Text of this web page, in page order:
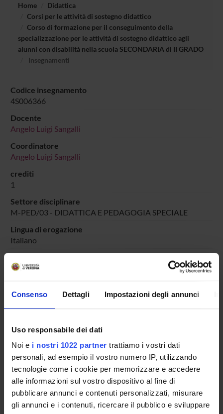
Consenso Dettagli Impostazioni degli annunci
Uso responsabile dei dati
Noi e i nostri 1022 partner trattiamo i vostri dati
personali, ad esempio il vostro numero IP, utilizzando
tecnologie come i cookie per memorizzare e accedere
alle informazioni sul vostro dispositivo al fine di
pubblicare annunci e contenuti personalizzati, misurare
gli annunci e i contenuti, ricercare il pubblico e sviluppare
Home
Didattica
Corsi per le attività di sostegno didattico
Corso di formazione per il conseguimento della
specializzazione per le attività di sostegno didattico agli
alunni con disabilità nella scuola SECONDARIA di II GRADO
Insegnamenti
Codice insegnamento
4S006366
Docente
Angelo Luigi Sangalli
Coordinatore
Angelo Luigi Sangalli
crediti
1
Settore disciplinare
M-PED/03 - DIDATTICA E PEDAGOGIA SPECIALE
Lingua di erogazione
Italiano
DIDATTICA SOSTEGNO
dal 25-ott-2025 al 30-giu-2025.
Avvisi relativi al corso
Seminari relativi al corso
ORARIO LEZIONI
Vai all'orario delle lezioni
Presentazione